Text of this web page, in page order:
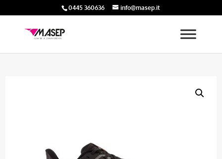
0445 360636 info@masep.it